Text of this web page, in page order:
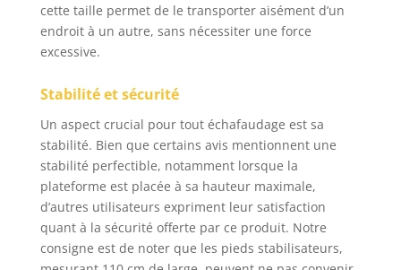
cette taille permet de le transporter aisément d’un
endroit à un autre, sans nécessiter une force
excessive.
Stabilité et sécurité
Un aspect crucial pour tout échafaudage est sa
stabilité. Bien que certains avis mentionnent une
stabilité perfectible, notamment lorsque la
plateforme est placée à sa hauteur maximale,
d’autres utilisateurs expriment leur satisfaction
quant à la sécurité offerte par ce produit. Notre
consigne est de noter que les pieds stabilisateurs,